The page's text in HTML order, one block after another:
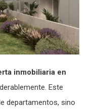
inmobiliaria en
Este
departamentos, sino